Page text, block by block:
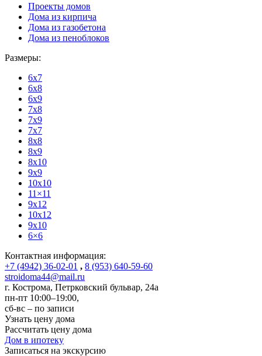
Проекты домов
Дома из кирпича
Дома из газобетона
Дома из пеноблоков
Размеры:
6x7
6x8
6x9
7x8
7x9
7x7
8x8
8x9
8x10
9x9
10x10
11×11
9x12
10x12
9x10
6×6
Контактная информация:
+7 (4942) 36-02-01 , 8 (953) 640-59-60
stroidoma44@mail.ru
г. Кострома, Петрковский бульвар, 24а
пн-пт 10:00–19:00,
сб-вс – по записи
Узнать цену дома
Рассчитать цену дома
Дом в ипотеку
Записаться на экскурсию